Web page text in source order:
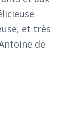
et très
de